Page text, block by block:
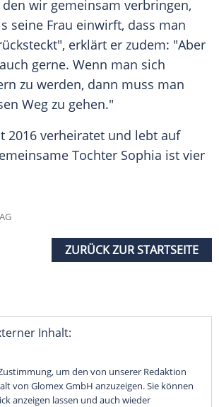
den wir gemeinsam verbringen,
seine Frau einwirft, dass man
erklärt er zudem: "Aber
gerne. Wenn man sich
zu werden, dann muss man
Weg zu gehen."
2016 verheiratet und lebt auf
Tochter Sophia ist vier
ZURÜCK ZUR STARTSEITE
Inhalt:
um den von unserer Redaktion
von Glomex GmbH anzuzeigen. Sie können
anzeigen lassen und auch wieder